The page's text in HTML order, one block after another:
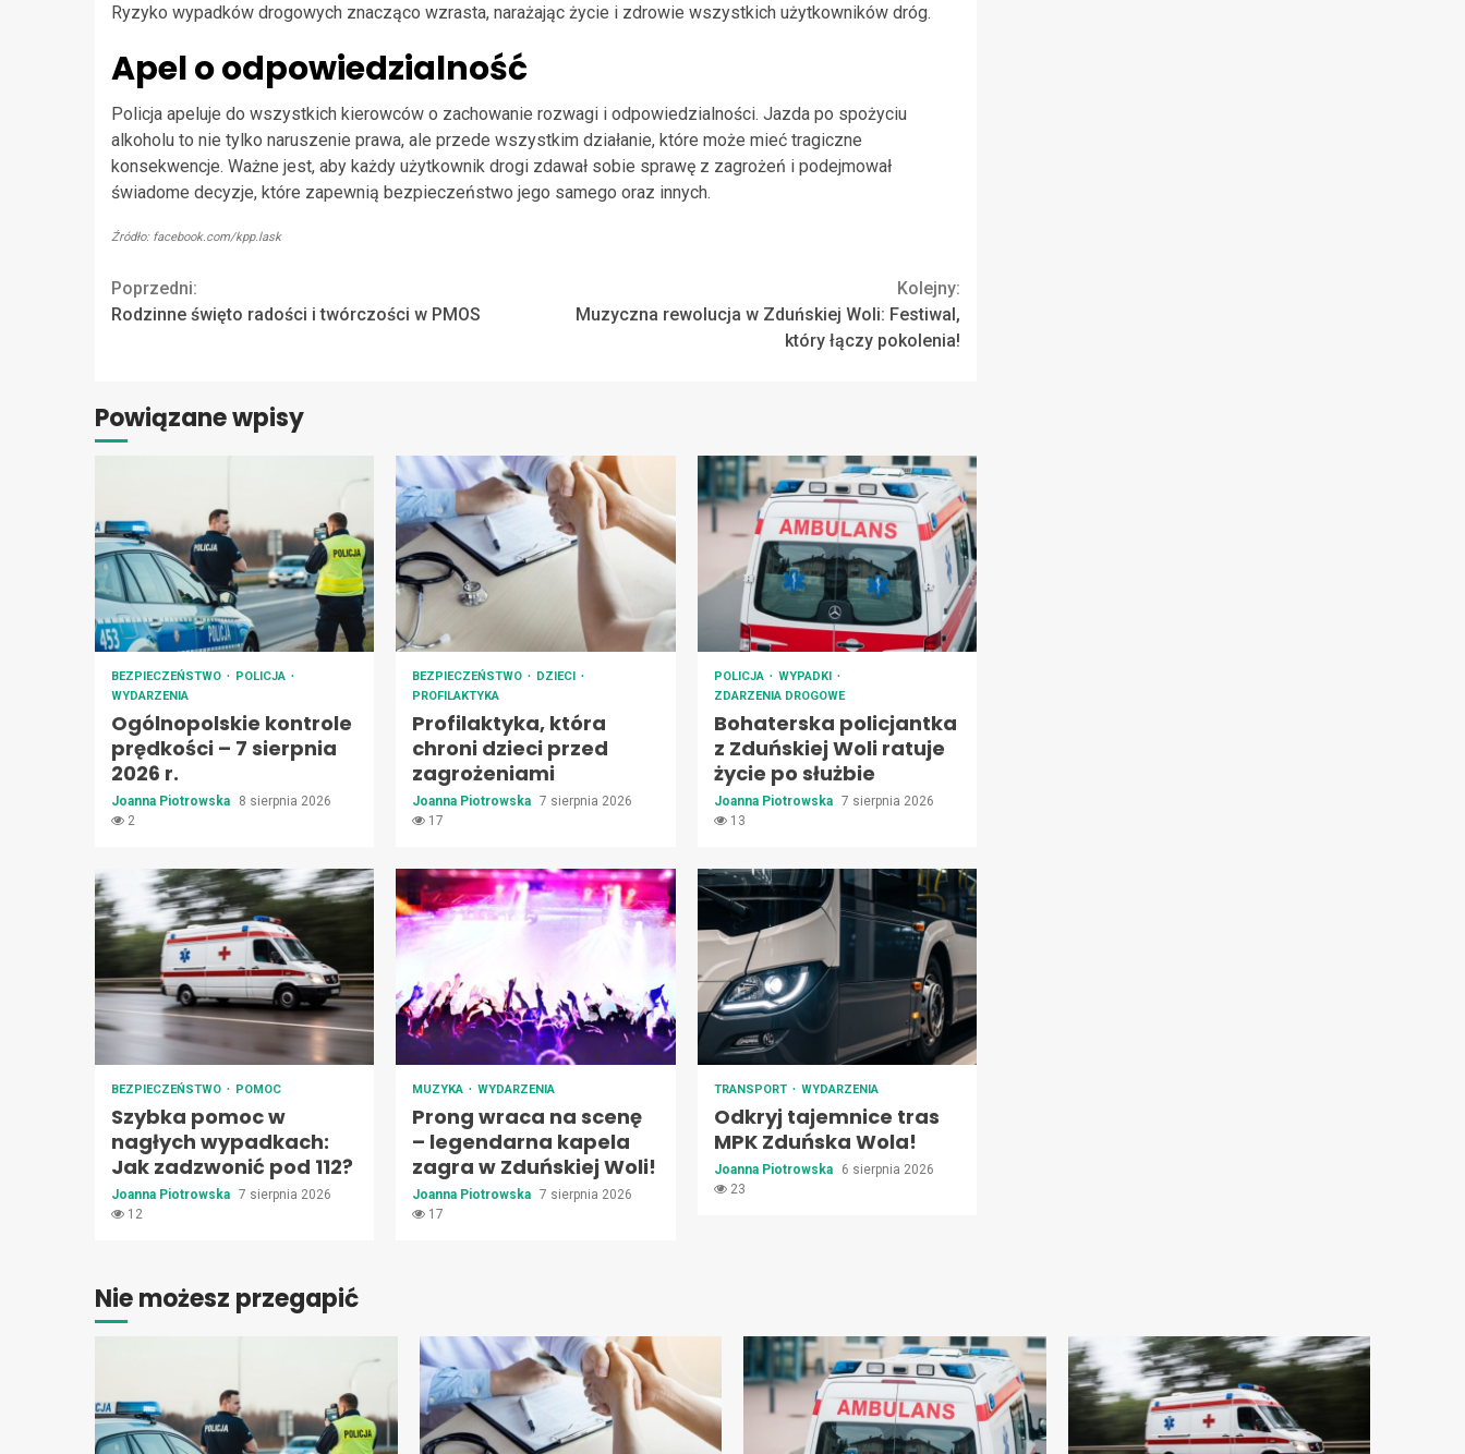
Ryzyko wypadków drogowych znacząco wzrasta, narażając życie i zdrowie wszystkich użytkowników dróg.
Apel o odpowiedzialność
Policja apeluje do wszystkich kierowców o zachowanie rozwagi i odpowiedzialności. Jazda po spożyciu
alkoholu to nie tylko naruszenie prawa, ale przede wszystkim działanie, które może mieć tragiczne
konsekwencje. Ważne jest, aby każdy użytkownik drogi zdawał sobie sprawę z zagrożeń i podejmował
świadome decyzje, które zapewnią bezpieczeństwo jego samego oraz innych.
Źródło: facebook.com/kpp.lask
Continue
Reading
Poprzedni:
Rodzinne święto radości i twórczości w PMOS
Kolejny:
Muzyczna rewolucja w Zduńskiej Woli: Festiwal,
który łączy pokolenia!
Powiązane wpisy
BEZPIECZEŃSTWO
POLICJA
WYDARZENIA
Ogólnopolskie kontrole
prędkości – 7 sierpnia
2026 r.
Joanna Piotrowska
8 sierpnia 2026
2
BEZPIECZEŃSTWO
DZIECI
PROFILAKTYKA
Profilaktyka, która
chroni dzieci przed
zagrożeniami
Joanna Piotrowska 7 sierpnia 2026
17
POLICJA
WYPADKI
ZDARZENIA DROGOWE
Bohaterska policjantka
z Zduńskiej Woli ratuje
życie po służbie
Joanna Piotrowska 7 sierpnia 2026
13
BEZPIECZEŃSTWO POMOC
Szybka pomoc w
nagłych wypadkach:
Jak zadzwonić pod 112?
Joanna Piotrowska 7 sierpnia 2026
12
MUZYKA WYDARZENIA
Prong wraca na scenę
– legendarna kapela
zagra w Zduńskiej Woli!
Joanna Piotrowska 7 sierpnia 2026
17
TRANSPORT WYDARZENIA
Odkryj tajemnice tras
MPK Zduńska Wola!
Joanna Piotrowska
6 sierpnia 2026
23
Nie możesz przegapić